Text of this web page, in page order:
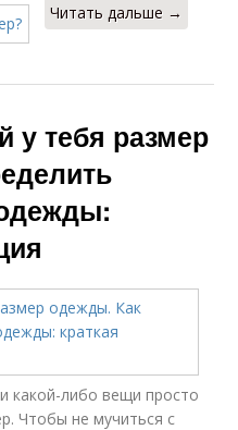
Читать дальше →
у тебя размер
какой-либо вещи просто
Чтобы не мучиться с